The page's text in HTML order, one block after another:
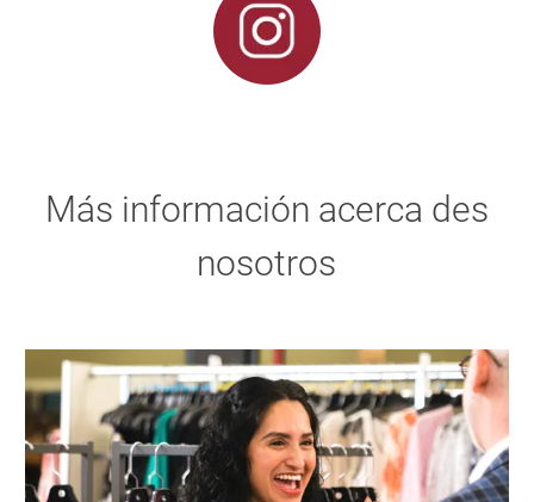
Más información acerca des
nosotros